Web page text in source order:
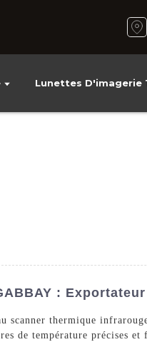
Lunettes D'imagerie
:
thermique
de température précises